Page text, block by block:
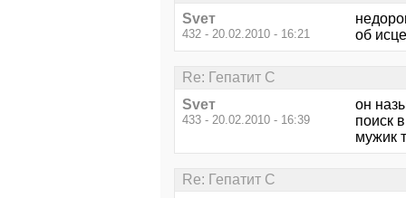
Svет
432 - 20.02.2010 - 16:21
об
Re: Гепатит С
Svет
433 - 20.02.2010 - 16:39
он
поиск
мужик
Re: Гепатит С